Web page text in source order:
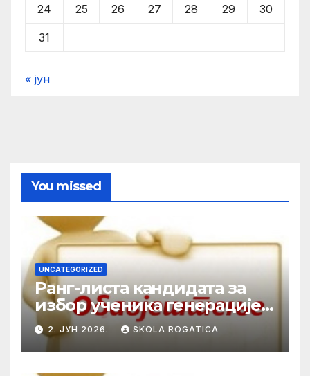
24 25 26 27 28 29 30
31
« јун
You missed
UNCATEGORIZED
Ранг-листа кандидата за
избор ученика генерације у
школској 2025/2026. години
2. ЈУН 2026. SKOLA ROGATICA